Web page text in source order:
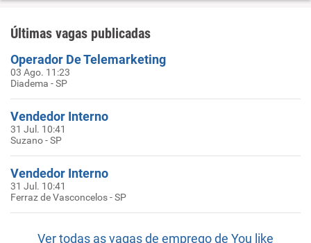
Últimas vagas publicadas
Operador De Telemarketing
03 Ago. 11:23
Diadema - SP
Vendedor Interno
31 Jul. 10:41
Suzano - SP
Vendedor Interno
31 Jul. 10:41
Ferraz de Vasconcelos - SP
Ver todas as vagas de emprego de You like